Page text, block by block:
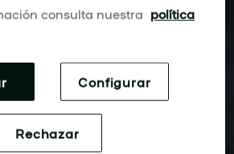
consulta nuestra política
Rechazar
Configurar